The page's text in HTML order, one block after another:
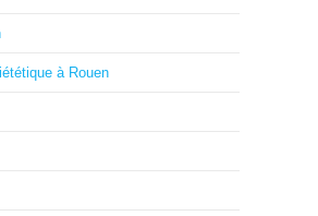
à Rouen